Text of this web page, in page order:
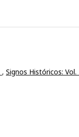
, Signos Históricos: Vol.